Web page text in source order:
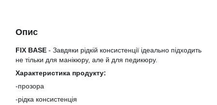
Опис
FIX BASE - Завдяки рідкій консистенції ідеально підходить
не тільки для манікюру, але й для педикюру.
Характеристика продукту:
-прозора
-рідка консистенція